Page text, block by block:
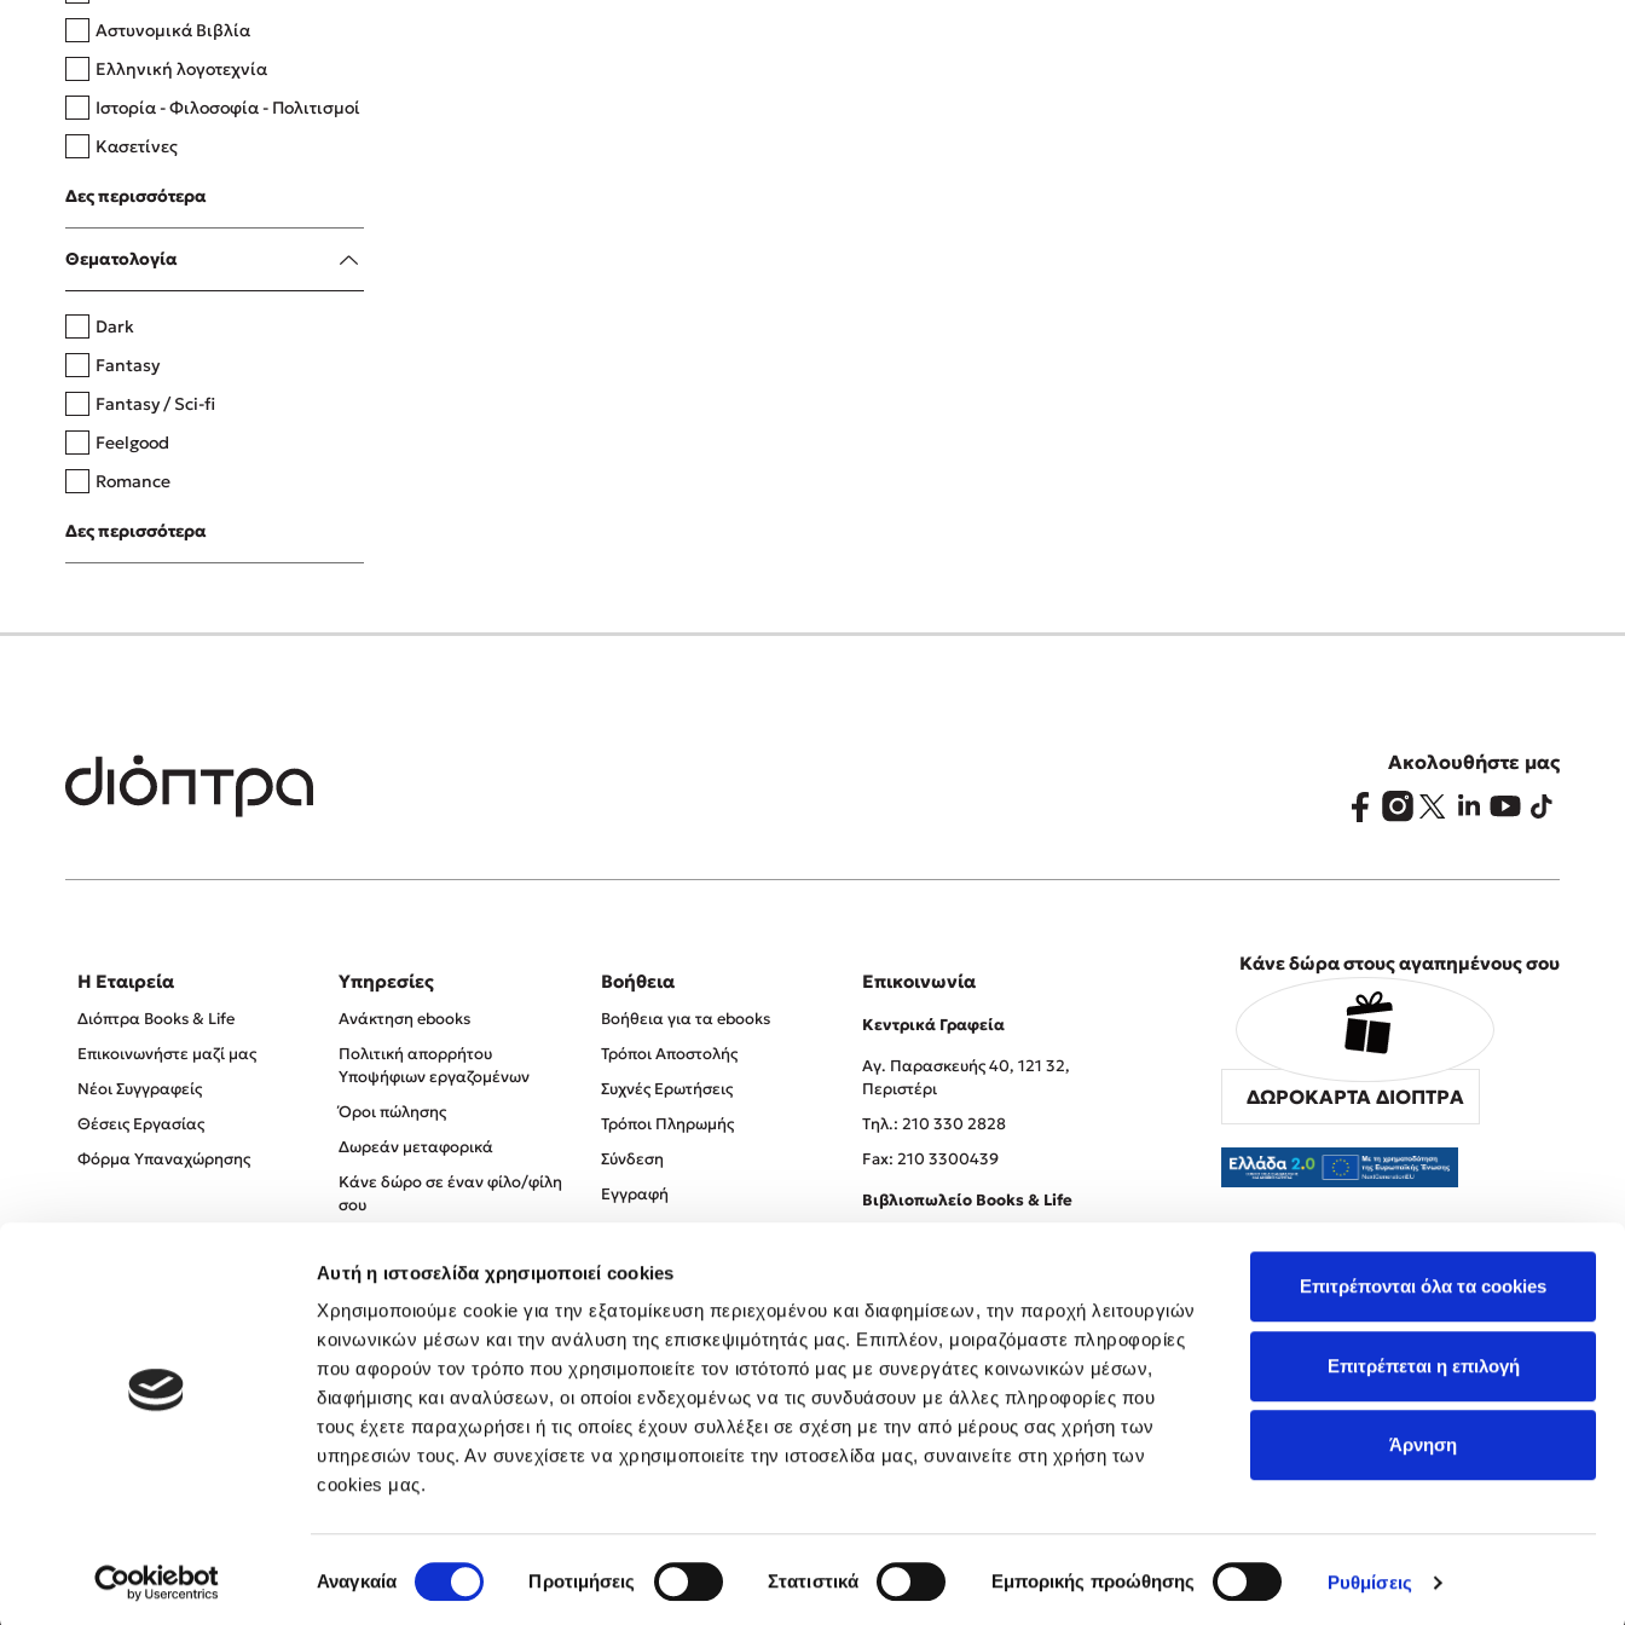
Αυτή η ιστοσελίδα χρησιμοποιεί cookies
Χρησιμοποιούμε cookie για την εξατομίκευση περιεχομένου και διαφημίσεων, την παροχή λειτουργιών
κοινωνικών μέσων και την ανάλυση της επισκεψιμότητάς μας. Επιπλέον, μοιραζόμαστε πληροφορίες
που αφορούν τον τρόπο που χρησιμοποιείτε τον ιστότοπό μας με συνεργάτες κοινωνικών μέσων,
διαφήμισης και αναλύσεων, οι οποίοι ενδεχομένως να τις συνδυάσουν με άλλες πληροφορίες που
τους έχετε παραχωρήσει ή τις οποίες έχουν συλλέξει σε σχέση με την από μέρους σας χρήση των
υπηρεσιών τους. Αν συνεχίσετε να χρησιμοποιείτε την ιστοσελίδα μας, συναινείτε στη χρήση των
cookies μας.
συγκατάθεσης
Αναγκαία Προτιμήσεις Στατιστικά Εμπορικής προώθησης Ρυθμίσεις
Επιτρέπονται όλα τα cookies
Επιτρέπεται η επιλογή
Άρνηση
Δανάη Δεληγεώργη
Πάνω, κάτω, μπροστά, πίσω
Η μέθοδος Αφήστε τους
Αστυνομικά Βιβλία
Ελληνική λογοτεχνία
Ιστορία - Φιλοσοφία - Πολιτισμοί
Κασετίνες
Λευκώματα - Έγχρωμοι οδηγοί
Μαγειρική
Δες περισσότερα
Θεματολογία
Dark
Fantasy
Fantasy / Sci-fi
Feelgood
Romance
Upmarket
Young Adult
Δες περισσότερα
Ακολουθήστε μας
Η Εταιρεία
Διόπτρα Books & Life
Επικοινωνήστε μαζί μας
Νέοι Συγγραφείς
Θέσεις Εργασίας
Φόρμα Υπαναχώρησης
Υπηρεσίες
Ανάκτηση ebooks
Πολιτική απορρήτου
Υποψήφιων εργαζομένων
Όροι πώλησης
Δωρεάν μεταφορικά
Κάνε δώρο σε έναν φίλο/φίλη
σου
Πολιτική Απορρήτου
Όροι χρήσης
Βοήθεια
Βοήθεια για τα ebooks
Τρόποι Αποστολής
Συχνές Ερωτήσεις
Τρόποι Πληρωμής
Σύνδεση
Εγγραφή
Επικοινωνία
Κεντρικά Γραφεία
Αγ. Παρασκευής 40, 121 32,
Περιστέρι
Tηλ.: 210 330 2828
Fax: 210 3300439
Βιβλιοπωλείο Books & Life
Κάνε δώρα στους αγαπημένους σου
ΔΩΡΟΚΑΡΤΑ ΔΙΟΠΤΡΑ
Created by Powered by